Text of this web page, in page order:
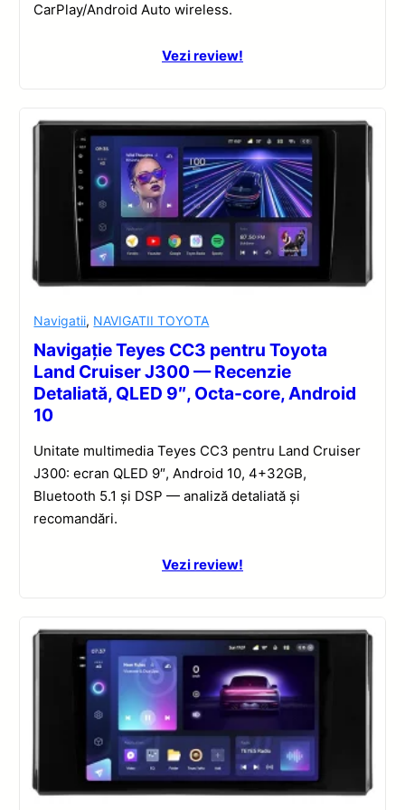
CarPlay/Android Auto wireless.
Vezi review!
Navigatii, NAVIGATII TOYOTA
Navigație Teyes CC3 pentru Toyota
Land Cruiser J300 — Recenzie
Detaliată, QLED 9″, Octa-core, Android
10
Unitate multimedia Teyes CC3 pentru Land Cruiser
J300: ecran QLED 9″, Android 10, 4+32GB,
Bluetooth 5.1 și DSP — analiză detaliată și
recomandări.
Vezi review!